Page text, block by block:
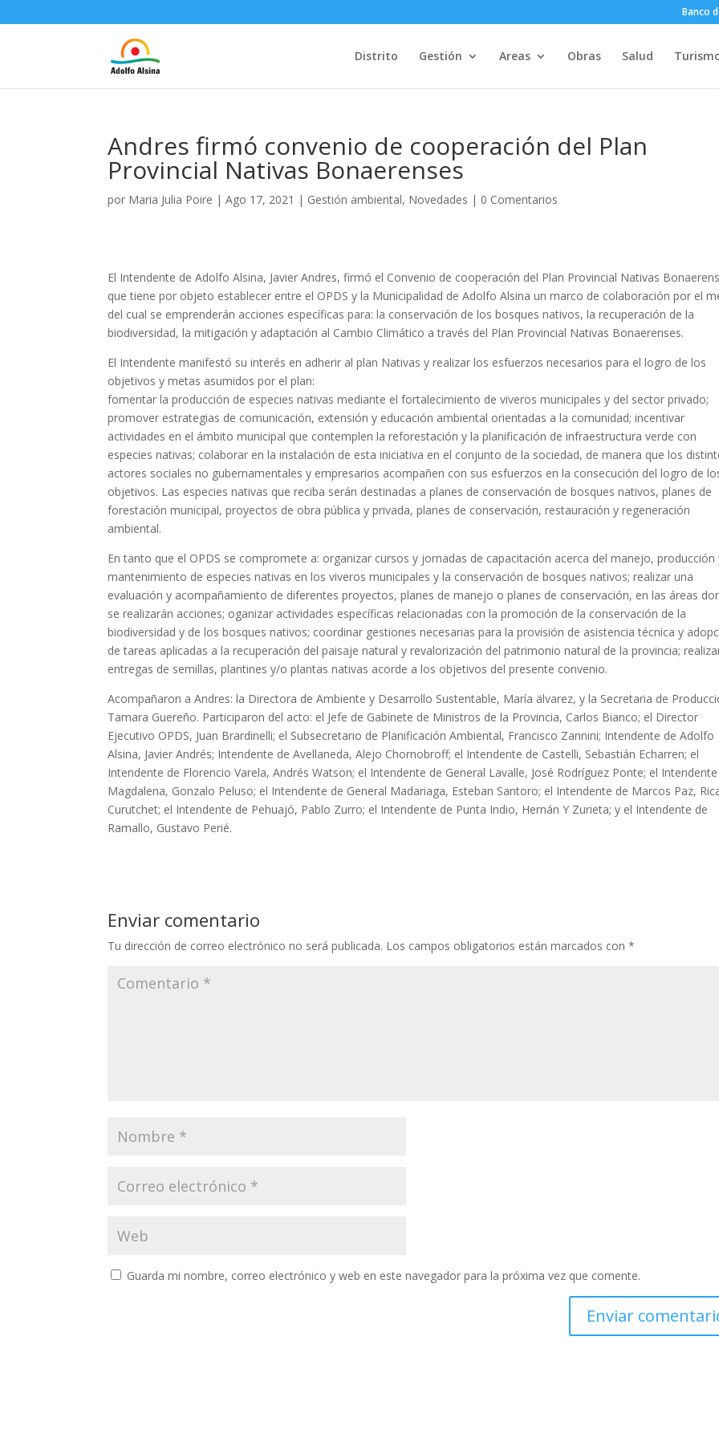
Banco
Distrito Gestión Areas Obras Salud
Andres firmó convenio de cooperación del Plan
Provincial Nativas Bonaerenses
por Maria Julia Poire |Ago 17, 2021 | Gestión ambiental, Novedades | 0 Comentarios
El Intendente de Adolfo Alsina, Javier Andres, firmó el Convenio de cooperación del Plan Provincial Nativas
que tiene por objeto establecer entre el OPDS y la Municipalidad de Adolfo Alsina un marco de colaboración por el
del cual se emprenderán acciones específicas para: la conservación de los bosques nativos, la recuperación de la
biodiversidad, la mitigación y adaptación al Cambio Climático a través del Plan Provincial Nativas Bonaerenses.
El Intendente manifestó su interés en adherir al plan Nativas y realizar los esfuerzos necesarios para el logro de los
objetivos y metas asumidos por el plan:
fomentar la producción de especies nativas mediante el fortalecimiento de viveros municipales y del sector privado;
promover estrategias de comunicación, extensión y educación ambiental orientadas a la comunidad; incentivar
actividades en el ámbito municipal que contemplen la reforestación y la planificación de infraestructura verde con
especies nativas; colaborar en la instalación de esta iniciativa en el conjunto de la sociedad, de manera que los
actores sociales no gubernamentales y empresarios acompañen con sus esfuerzos en la consecución del logro de
objetivos. Las especies nativas que reciba serán destinadas a planes de conservación de bosques nativos, planes de
forestación municipal, proyectos de obra pública y privada, planes de conservación, restauración y regeneración
ambiental.
En tanto que el OPDS se compromete a: organizar cursos y jornadas de capacitación acerca del manejo, producción
mantenimiento de especies nativas en los viveros municipales y la conservación de bosques nativos; realizar una
evaluación y acompañamiento de diferentes proyectos, planes de manejo o planes de conservación, en las áreas
se realizarán acciones; oganizar actividades específicas relacionadas con la promoción de la conservación de la
biodiversidad y de los bosques nativos; coordinar gestiones necesarias para la provisión de asistencia técnica y
de tareas aplicadas a la recuperación del paisaje natural y revalorización del patrimonio natural de la provincia;
entregas de semillas, plantines y/o plantas nativas acorde a los objetivos del presente convenio.
Acompañaron a Andres: la Directora de Ambiente y Desarrollo Sustentable, María älvarez, y la Secretaria de
Tamara Guereño. Participaron del acto: el Jefe de Gabinete de Ministros de la Provincia, Carlos Bianco; el Director
Ejecutivo OPDS, Juan Brardinelli; el Subsecretario de Planificación Ambiental, Francisco Zannini; Intendente de Adolfo
Alsina, Javier Andrés; Intendente de Avellaneda, Alejo Chornobroff; el Intendente de Castelli, Sebastián Echarren; el
Intendente de Florencio Varela, Andrés Watson; el Intendente de General Lavalle, José Rodríguez Ponte; el
Magdalena, Gonzalo Peluso; el Intendente de General Madariaga, Esteban Santoro; el Intendente de Marcos Paz,
Curutchet; el Intendente de Pehuajó, Pablo Zurro; el Intendente de Punta Indio, Hernán Y Zurieta; y el Intendente de
Ramallo, Gustavo Perié.
Enviar comentario
Tu dirección de correo electrónico no será publicada. Los campos obligatorios están marcados con*
Guarda mi nombre, correo electrónico y web en este navegador para la próxima vez que comente.